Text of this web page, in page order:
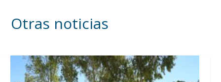
Otras noticias